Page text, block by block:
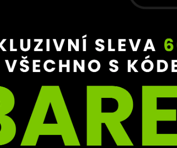
z vězení, kde strávil zhruba 17 měsíců. Do
se zákonem a jeho návrat na svobodu
na jeho vlastní zkušenost. Zatímco
a v omezených podmínkách, dnes ji